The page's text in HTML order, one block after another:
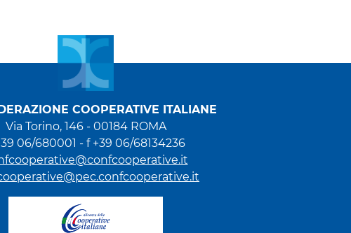
COOPERATIVE ITALIANE
Via Torino, 146 - 00184 ROMA
06/680001 - f +39 06/68134236